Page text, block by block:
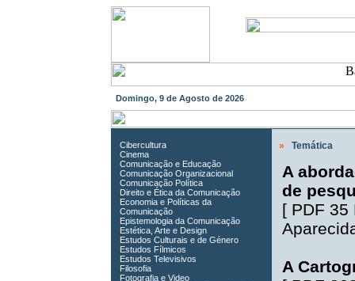
Domingo, 9 de Agosto de 2026
Cibercultura
Cinema
Comunicação e Educação
Comunicação Organizacional
Comunicação Política
Direito e Ética da Comunicação
Economia e Políticas da
Comunicação
Epistemologia da Comunicação
Estética, Arte e Design
Estudos Culturais e de Género
Estudos Fílmicos
Estudos Televisivos
Filosofia
Fotografia e Video
» Temática
A
de
[ PDF 35
A